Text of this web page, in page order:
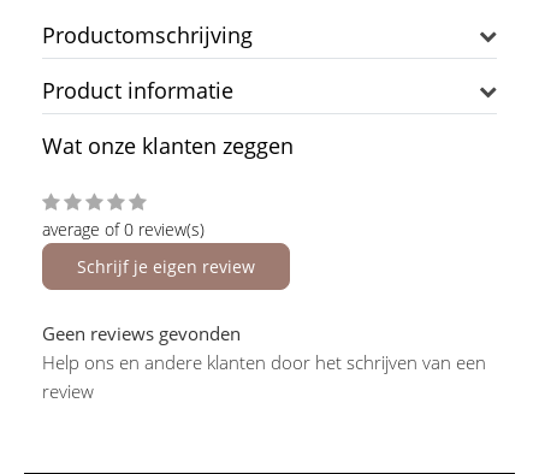
Productomschrijving
Product informatie
Wat onze klanten zeggen
average of 0 review(s)
Schrijf je eigen review
Geen reviews gevonden
Help ons en andere klanten door het schrijven van een
review